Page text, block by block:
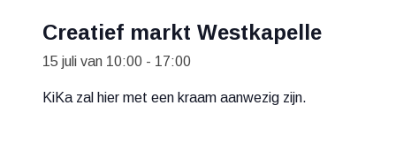
Creatief markt Westkapelle
15 juli van 10:00 - 17:00
KiKa zal hier met een kraam aanwezig zijn.